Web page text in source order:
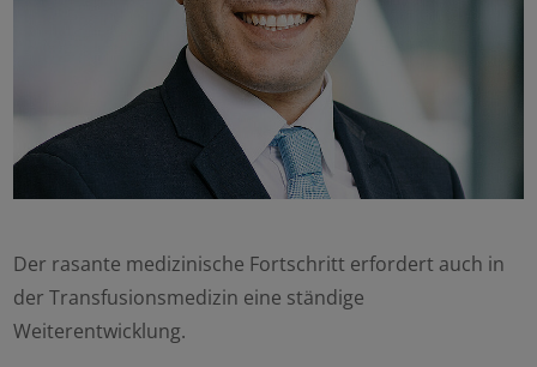
Der rasante medizinische Fortschritt erfordert auch in
der Transfusionsmedizin eine ständige
Weiterentwicklung.